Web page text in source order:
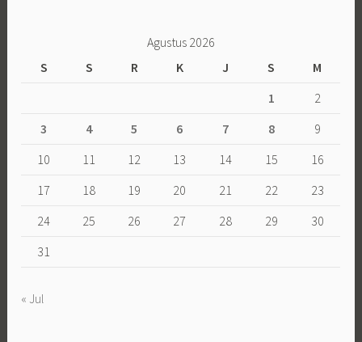
Agustus 2026
S
S R K J S
M
1
2
3
4 5 6 7 8
9
10
11 12 13 14 15
16
17
18 19 20 21 22
23
24
25 26 27 28 29
30
31
« Jul